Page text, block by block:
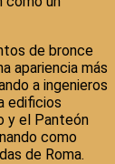
de bronce
apariencia más
a ingenieros
edificios
y el Panteón
como
de Roma.